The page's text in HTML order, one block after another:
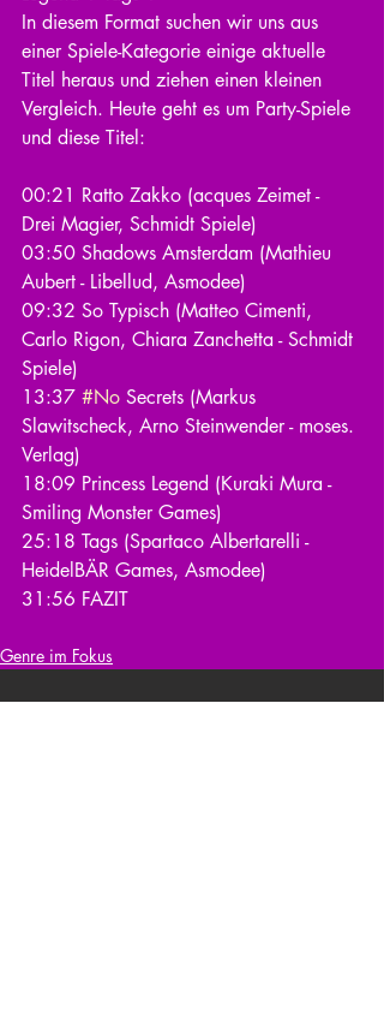
In diesem Format suchen wir uns aus
einer Spiele-Kategorie einige aktuelle
Titel heraus und ziehen einen kleinen
Vergleich. Heute geht es um Party-Spiele
und diese Titel:
00:21 Ratto Zakko (acques Zeimet -
Drei Magier, Schmidt Spiele)
03:50 Shadows Amsterdam (Mathieu
Aubert - Libellud, Asmodee)
09:32 So Typisch (Matteo Cimenti,
Carlo Rigon, Chiara Zanchetta - Schmidt
Spiele)
13:37 #No Secrets (Markus
Slawitscheck, Arno Steinwender - moses.
Verlag)
18:09 Princess Legend (Kuraki Mura -
Smiling Monster Games)
25:18 Tags (Spartaco Albertarelli -
HeidelBÄR Games, Asmodee)
31:56 FAZIT
Genre im Fokus